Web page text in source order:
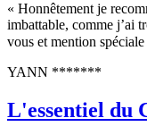
« Honnêtement je
imbattable, comme j’ai
vous et mention
YANN *******
L'essentiel du